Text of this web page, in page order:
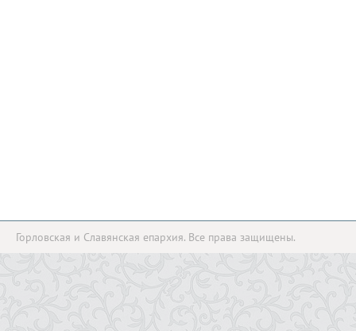
Горловская и Славянская епархия. Все права защищены.